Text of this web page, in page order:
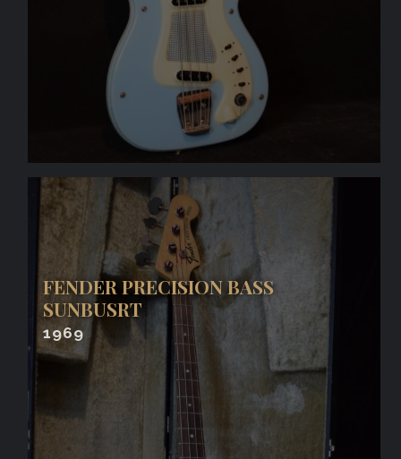
FENDER PRECISION BASS
SUNBUSRT
1969